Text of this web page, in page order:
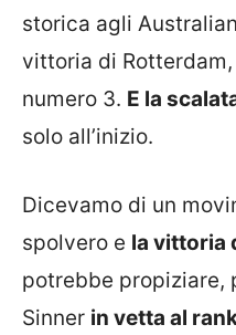
storica agli
vittoria di
numero 3. E la
solo all’inizio.
Dicevamo di un
spolvero e la vittoria
potrebbe propiziare,
Sinner in vetta al